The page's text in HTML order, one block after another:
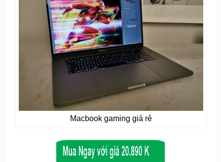
Macbook gaming giá rẻ